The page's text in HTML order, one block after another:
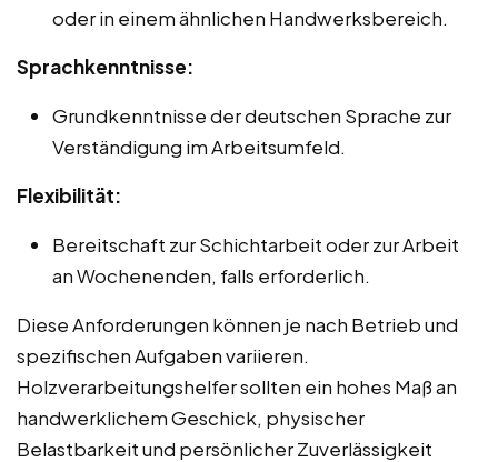
oder in einem ähnlichen Handwerksbereich.
Sprachkenntnisse:
Grundkenntnisse der deutschen Sprache zur
Verständigung im Arbeitsumfeld.
Flexibilität:
Bereitschaft zur Schichtarbeit oder zur Arbeit
an Wochenenden, falls erforderlich.
Diese Anforderungen können je nach Betrieb und
spezifischen Aufgaben variieren.
Holzverarbeitungshelfer sollten ein hohes Maß an
handwerklichem Geschick, physischer
Belastbarkeit und persönlicher Zuverlässigkeit